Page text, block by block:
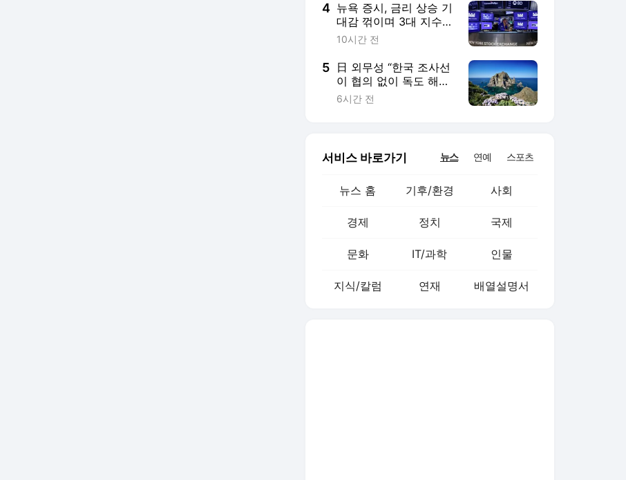
4 뉴욕 증시, 금리 상승 기
대감 꺾이며 3대 지수
상승 마감
10시간 전
5 日 외무성 “한국 조사선
이 협의 없이 독도 해양
조사… 외교 라인 통해
6시간 전
서비스 바로가기 뉴스 연예 스포츠
뉴스 홈 기후/환경 사회
경제 정치 국제
문화 IT/과학 인물
지식/칼럼 연재 배열설명서